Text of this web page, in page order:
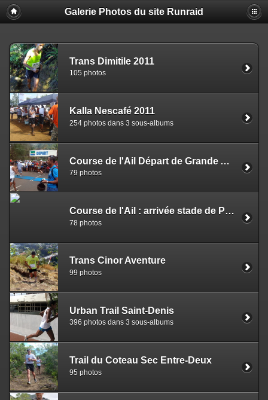
Galerie Photos du site Runraid
Trans Dimitile 2011
105 photos
Kalla Nescafé 2011
254 photos dans 3 sous-albums
Course de l'Ail Départ de Grande Anse
79 photos
Course de l'Ail : arrivée stade de Petite Ile
78 photos
Trans Cinor Aventure
99 photos
Urban Trail Saint-Denis
396 photos dans 3 sous-albums
Trail du Coteau Sec Entre-Deux
95 photos